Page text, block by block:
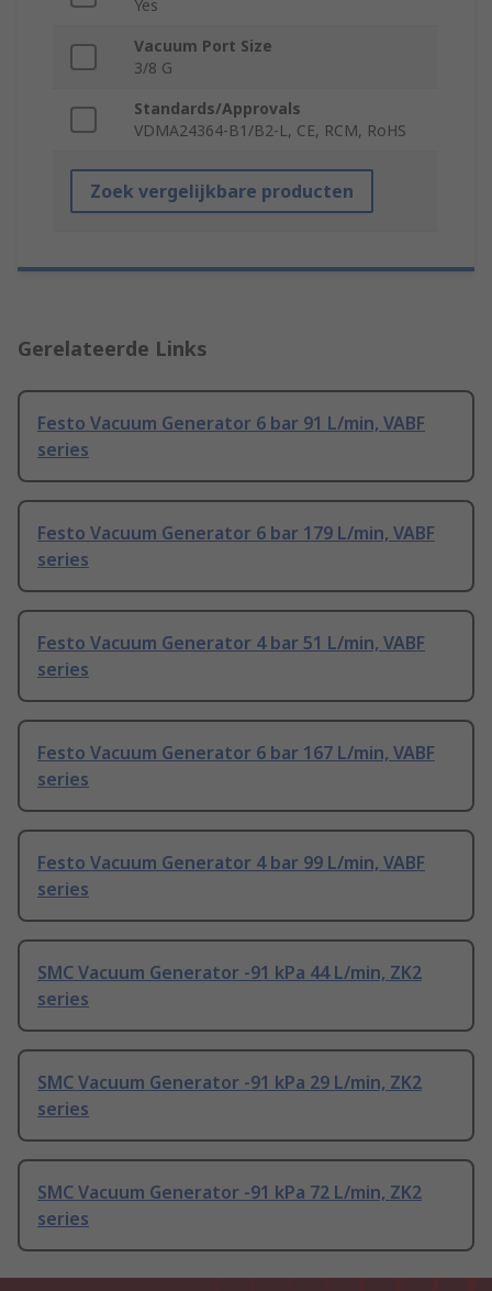
Yes
Vacuum Port Size
3/8 G
Standards/Approvals
VDMA24364-B1/B2-L, CE, RCM, RoHS
Zoek vergelijkbare producten
Gerelateerde Links
Festo Vacuum Generator 6 bar 91 L/min, VABF
series
Festo Vacuum Generator 6 bar 179 L/min, VABF
series
Festo Vacuum Generator 4 bar 51 L/min, VABF
series
Festo Vacuum Generator 6 bar 167 L/min, VABF
series
Festo Vacuum Generator 4 bar 99 L/min, VABF
series
SMC Vacuum Generator -91 kPa 44 L/min, ZK2
series
SMC Vacuum Generator -91 kPa 29 L/min, ZK2
series
SMC Vacuum Generator -91 kPa 72 L/min, ZK2
series